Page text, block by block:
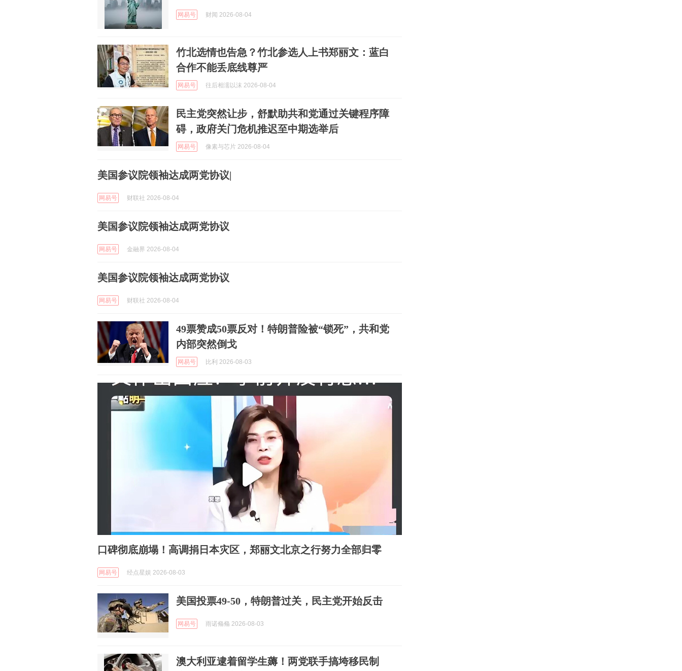
网易号 财闻 2026-08-04
竹北选情也告急？竹北参选人上书郑丽文：蓝白
合作不能丢底线尊严
网易号 往后相濡以沫 2026-08-04
民主党突然让步，舒默助共和党通过关键程序障
碍，政府关门危机推迟至中期选举后
网易号 像素与芯片 2026-08-04
美国参议院领袖达成两党协议|
网易号 财联社 2026-08-04
美国参议院领袖达成两党协议
网易号 金融界 2026-08-04
美国参议院领袖达成两党协议
网易号 财联社 2026-08-04
49票赞成50票反对！特朗普险被“锁死”，共和党
内部突然倒戈
网易号 比利 2026-08-03
口碑彻底崩塌！高调捐日本灾区，郑丽文北京之行努力全部归零
网易号 经点星娱 2026-08-03
美国投票49-50，特朗普过关，民主党开始反击
网易号 雨诺翛翛 2026-08-03
澳大利亚逮着留学生薅！两党联手搞垮移民制